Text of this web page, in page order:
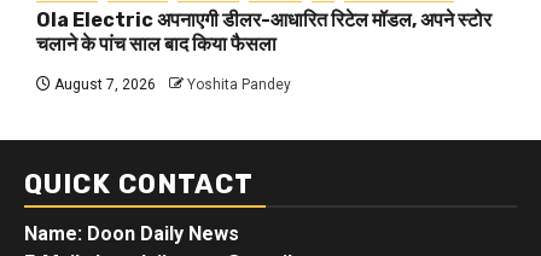
Ola Electric अपनाएगी डीलर-आधारित रिटेल मॉडल, अपने स्टोर
चलाने के पांच साल बाद किया फैसला
August 7, 2026 Yoshita Pandey
QUICK CONTACT
Name: Doon Daily News